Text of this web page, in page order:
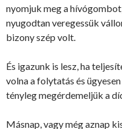
nyomjuk meg a
nyugodtan veregessük
bizony szép volt.
És igazunk is lesz, ha
volna a folytatás és
tényleg megérdemeljük a
Másnap, vagy még aznap